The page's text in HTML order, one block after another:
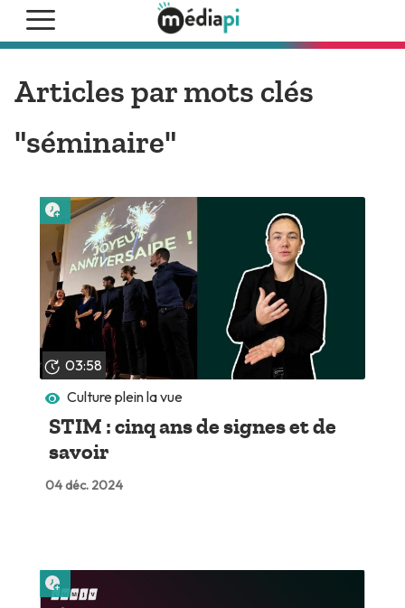
Articles par mots clés
"séminaire"
03:58
Culture plein la vue
STIM : cinq ans de signes et de
savoir
04 déc. 2024
Lire plus tard